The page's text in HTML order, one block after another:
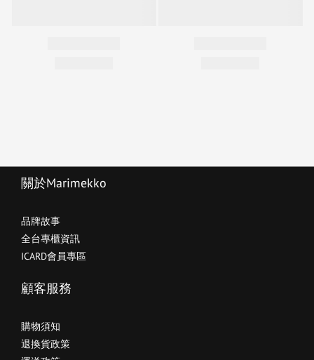
關於Marimekko
品牌故事
全台專櫃資訊
ICARD會員專區
顧客服務
購物須知
退換貨政策